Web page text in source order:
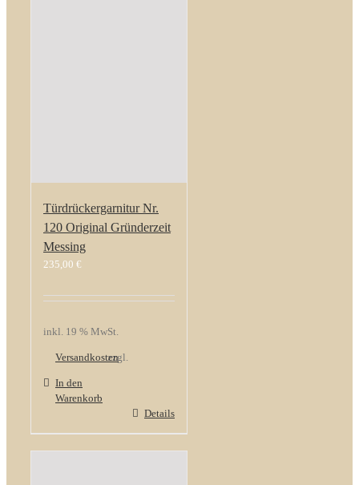
Türdrückergarnitur Nr.
120 Original Gründerzeit
Messing
235,00 €
inkl. 19 % MwSt.
zzgl.
Versandkosten
In den
Warenkorb
Details